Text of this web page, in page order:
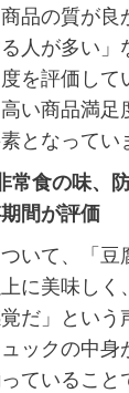
品の質が良
人が多い」
を評価して
い商品満足
となってい
常食の味、
間が評価
いて、「豆
に美味しく
だ」という
ックの中
ていること